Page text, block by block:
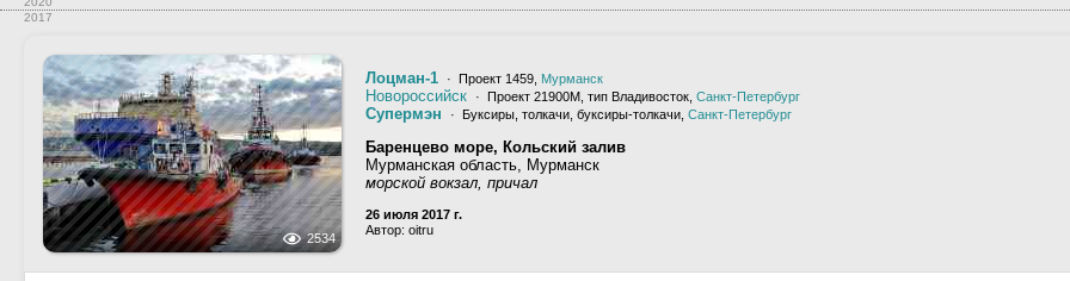
2017
2534
Лоцман-1 · Проект 1459, Мурманск
Новороссийск · Проект 21900М, тип Владивосток, Санкт-Петербург
Супермэн · Буксиры, толкачи, буксиры-толкачи, Санкт-Петербург
Баренцево море, Кольский залив
Мурманская область, Мурманск
морской вокзал, причал
26 июля 2017 г.
Автор: oitru